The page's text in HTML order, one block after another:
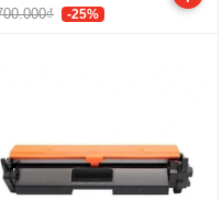
-25%